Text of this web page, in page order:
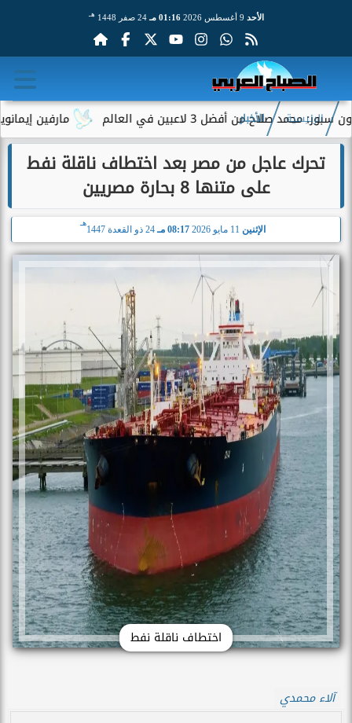
الأحد 01:16 مـ 24 صفر 1448 هـ
مارفين إيمانويل.. من أفضل 3 لاعبين في العالم
الرئيسية الأخبار
تحرك عاجل من مصر بعد اختطاف ناقلة نفط
على متنها 8 بحارة مصريين
الإثنين 08:17 مـ 24 ذو القعدة 1447
هـ
اختطاف ناقلة نفط
آلاء محمدي